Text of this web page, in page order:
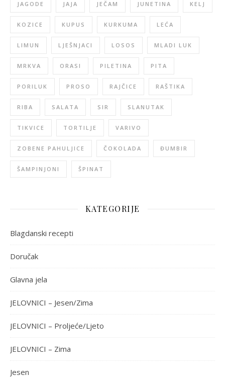
JAGODE JAJA JEČAM JUNETINA KELJ
KOZICE KUPUS KURKUMA LEĆA
LIMUN LJEŠNJACI LOSOS MLADI LUK
MRKVA ORASI PILETINA PITA
PORILUK PROSO RAJČICE RAŠTIKA
RIBA SALATA SIR SLANUTAK
TIKVICE TORTILJE VARIVO
ZOBENE PAHULJICE ČOKOLADA ĐUMBIR
ŠAMPINJONI ŠPINAT
KATEGORIJE
Blagdanski recepti
Doručak
Glavna jela
JELOVNICI – Jesen/Zima
JELOVNICI – Proljeće/Ljeto
JELOVNICI – Zima
Jesen